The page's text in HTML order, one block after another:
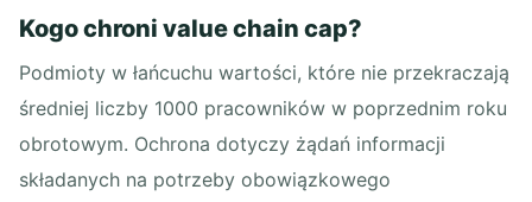
Kogo chroni value chain cap?
Podmioty w łańcuchu wartości, które nie przekraczają
średniej liczby 1000 pracowników w poprzednim roku
obrotowym. Ochrona dotyczy żądań informacji
składanych na potrzeby obowiązkowego